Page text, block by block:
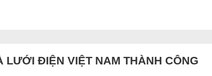
ĐIỆN VIỆT NAM THÀNH CÔNG